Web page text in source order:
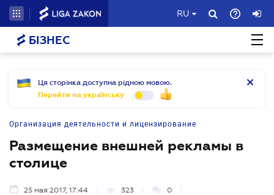
RU
БІЗНЕС
Ця сторінка доступна рідною мовою.
Перейти на українську
Организация деятельности и лицензирование
Размещение внешней рекламы в
столице
25 мая 2017, 17:44 323 0